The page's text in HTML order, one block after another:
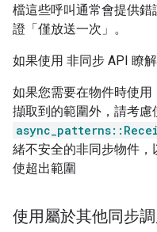
檔這些呼叫通常會提供
證「僅放送一次」 。
如果使用 非同步 API 瞭
如果您需要在物件時使用
擷取到的範圍外，請考慮
緒不安全的非同步物件
使超出範圍
使用屬於其他同步